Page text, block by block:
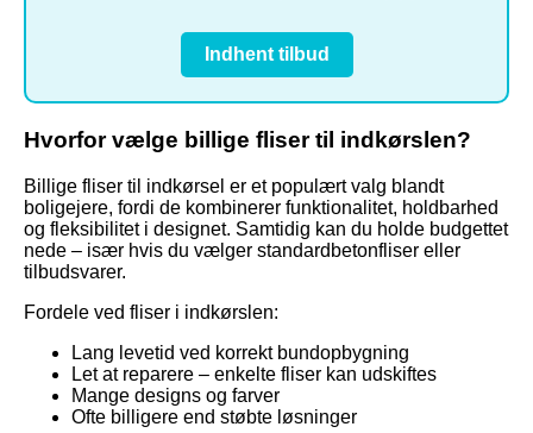
Indhent tilbud
Hvorfor vælge billige fliser til indkørslen?
Billige fliser til indkørsel er et populært valg blandt
boligejere, fordi de kombinerer funktionalitet, holdbarhed
og fleksibilitet i designet. Samtidig kan du holde budgettet
nede – især hvis du vælger standardbetonfliser eller
tilbudsvarer.
Fordele ved fliser i indkørslen:
Lang levetid ved korrekt bundopbygning
Let at reparere – enkelte fliser kan udskiftes
Mange designs og farver
Ofte billigere end støbte løsninger